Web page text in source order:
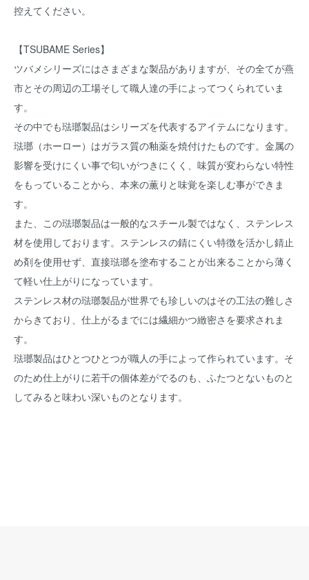
控えてください。
【TSUBAME Series】
ツバメシリーズにはさまざまな製品がありますが、その全てが燕
市とその周辺の工場そして職人達の手によってつくられていま
す。
その中でも琺瑯製品はシリーズを代表するアイテムになります。
琺瑯（ホーロー）はガラス質の釉薬を焼付けたものです。金属の
影響を受けにくい事で匂いがつきにくく、味質が変わらない特性
をもっていることから、本来の薫りと味覚を楽しむ事ができま
す。
また、この琺瑯製品は一般的なスチール製ではなく、ステンレス
材を使用しております。ステンレスの錆にくい特徴を活かし錆止
め剤を使用せず、直接琺瑯を塗布することが出来ることから薄く
て軽い仕上がりになっています。
ステンレス材の琺瑯製品が世界でも珍しいのはその工法の難しさ
からきており、仕上がるまでには繊細かつ緻密さを要求されま
す。
琺瑯製品はひとつひとつが職人の手によって作られています。そ
のため仕上がりに若干の個体差がでるのも、ふたつとないものと
してみると味わい深いものとなります。